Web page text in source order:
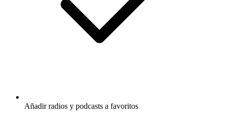
Añadir radios y podcasts a favoritos